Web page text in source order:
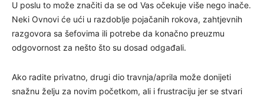
U poslu to može značiti da se od Vas očekuje više nego inače.
Neki Ovnovi će ući u razdoblje pojačanih rokova, zahtjevnih
razgovora sa šefovima ili potrebe da konačno preuzmu
odgovornost za nešto što su dosad odgađali.
Ako radite privatno, drugi dio travnja/aprila može donijeti
snažnu želju za novim početkom, ali i frustraciju jer se stvari